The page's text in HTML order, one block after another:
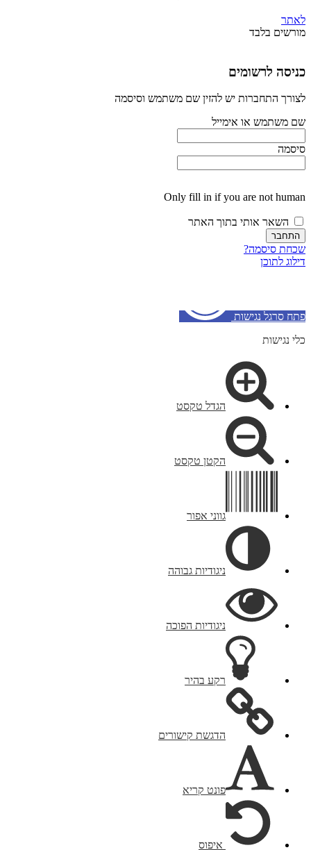
לאתר
מורשים בלבד
כניסה לרשומים
לצורך התחברות יש להזין שם משתמש וסיסמה
שם משתמש או אימייל
סיסמה
Only fill in if you are not human
השאר אותי בתוך האתר
שכחת סיסמה?
דילוג לתוכן
פתח סרגל נגישות
כלי נגישות
הגדל טקסט
הקטן טקסט
גווני אפור
ניגודיות גבוהה
ניגודיות הפוכה
רקע בהיר
הדגשת קישורים
פונט קריא
איפוס